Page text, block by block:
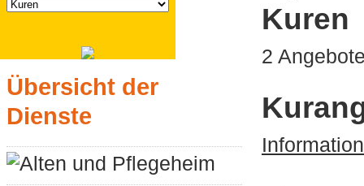
Übersicht der
Dienste
Alten und Pflegeheim
Kuren
2